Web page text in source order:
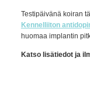
Testipäivänä koiran
Kennelliiton
huomaa implantin
Katso lisätiedot ja